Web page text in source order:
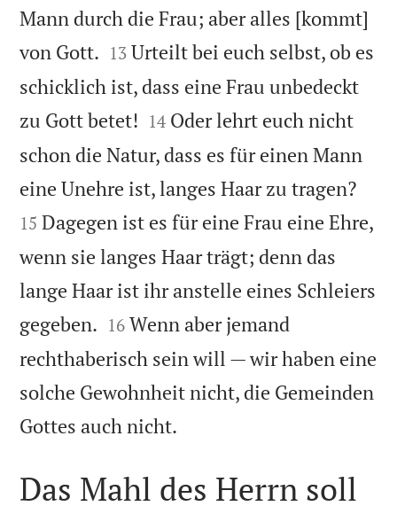
Mann durch die Frau; aber alles [kommt]
von Gott. 

13 Urteilt bei euch selbst, ob es
schicklich ist, dass eine Frau unbedeckt
zu Gott betet! 

14 Oder lehrt euch nicht
schon die Natur, dass es für einen Mann
eine Unehre ist, langes Haar zu tragen?
15 Dagegen ist es für eine Frau eine Ehre,
wenn sie langes Haar trägt; denn das
lange Haar ist ihr anstelle eines Schleiers
gegeben. 

16 Wenn aber jemand
rechthaberisch sein will — wir haben eine
solche Gewohnheit nicht, die Gemeinden
Gottes auch nicht.
Das Mahl des Herrn soll